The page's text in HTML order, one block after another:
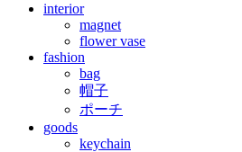
interior
magnet
flower vase
fashion
bag
帽子
ポーチ
goods
keychain